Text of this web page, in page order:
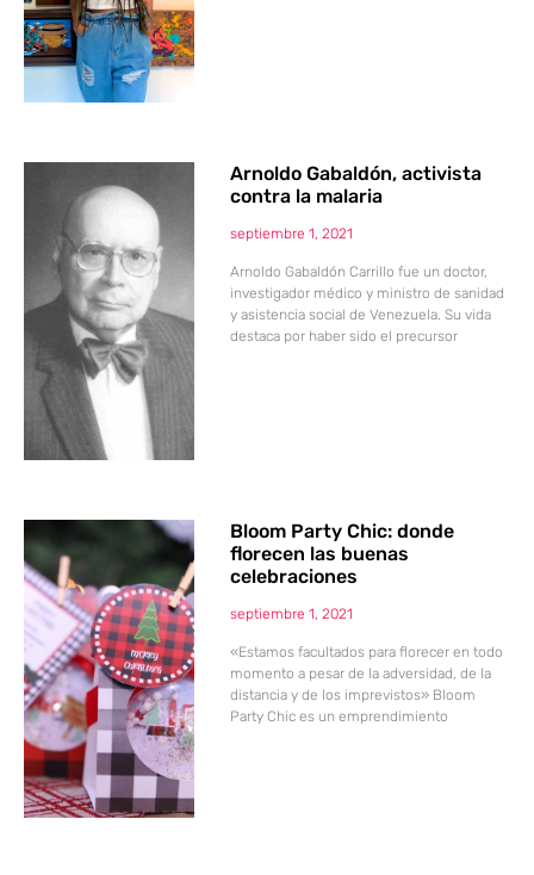
Arnoldo Gabaldón, activista
contra la malaria
septiembre 1, 2021
Arnoldo Gabaldón Carrillo fue un doctor,
investigador médico y ministro de sanidad
y asistencia social de Venezuela. Su vida
destaca por haber sido el precursor
Bloom Party Chic: donde
florecen las buenas
celebraciones
septiembre 1, 2021
«Estamos facultados para florecer en todo
momento a pesar de la adversidad, de la
distancia y de los imprevistos» Bloom
Party Chic es un emprendimiento